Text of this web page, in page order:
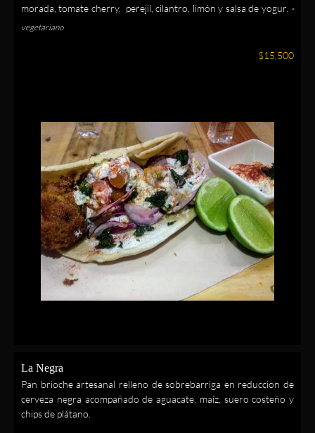
morada, tomate cherry, perejil, cilantro, limón y salsa de yogur. *
vegetariano
$15,500
La Negra
Pan brioche artesanal relleno de sobrebarriga en reduccion de
cerveza negra acompañado de aguacate, maíz, suero costeño y
chips de plátano.